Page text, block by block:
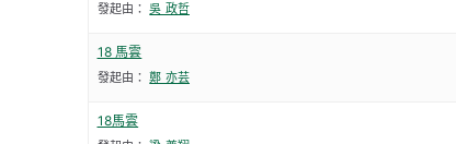
發起由：吳 政哲
18 馬雲
發起由：鄭 亦芸
18馬雲